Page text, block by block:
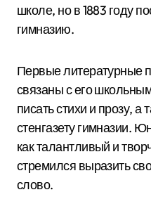
школе, но в 1883 году
гимназию.
Первые литературные
связаны с его
писать стихи и прозу, а
стенгазету гимназии.
как талантливый и
стремился выразить
слово.